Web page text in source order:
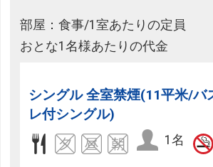
部屋：食事/1室あたりの定員
おとな1名様あたりの代金
シングル 全室禁煙(11平米/バ
レ付シングル)
1名